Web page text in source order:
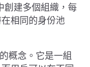
創建多個組織，每
相同的身份池
概念。它是一組